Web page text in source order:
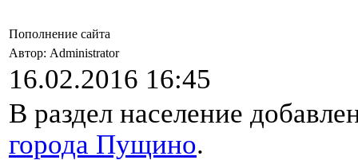
Пополнение сайта
Автор: Administrator
16.02.2016 16:45
В раздел население
города Пущино.